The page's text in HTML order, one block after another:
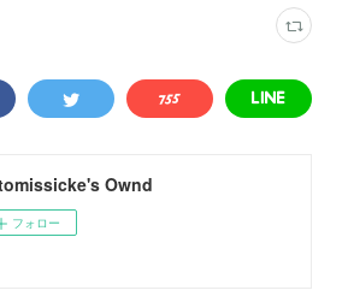
Ownd
フォロー